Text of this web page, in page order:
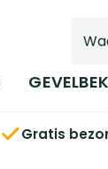
Gratis